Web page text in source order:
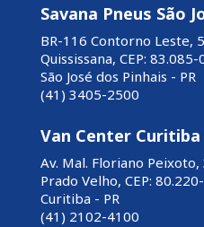
Savana Pneus São
BR-116 Contorno Leste,
Quississana, CEP: 83.085-
São José dos Pinhais - PR
(41) 3405-2500
Van Center Curitiba
Av. Mal. Floriano Peixoto,
Prado Velho, CEP:
Curitiba - PR
(41) 2102-4100